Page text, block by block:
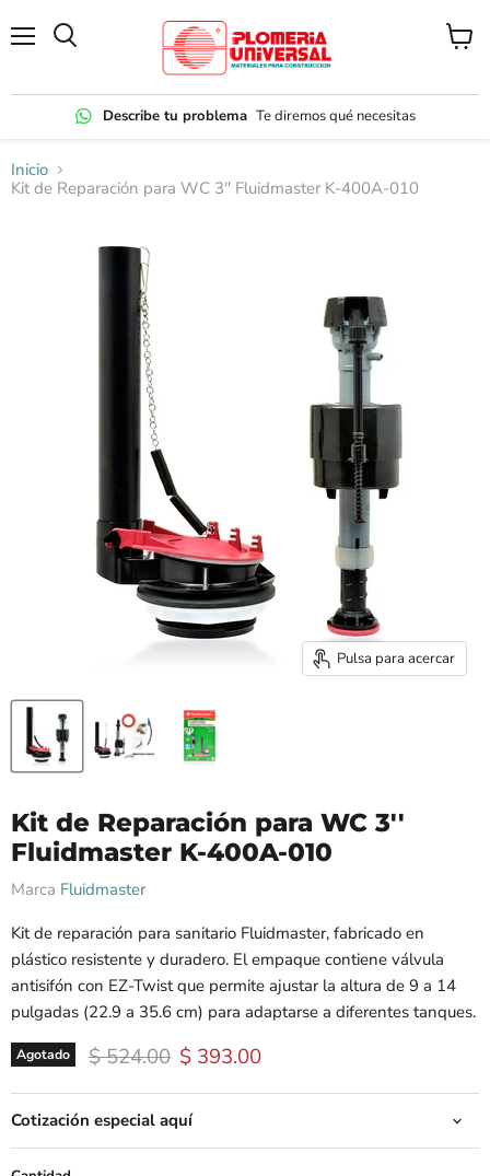
Describe tu problema Te diremos qué necesitas
Ver
Inicio
Kit de Reparación para WC 3'' Fluidmaster K-400A-010
Pulsa para acercar
Kit de Reparación para WC 3''
Fluidmaster K-400A-010
Marca Fluidmaster
Kit de reparación para sanitario Fluidmaster, fabricado en
plástico resistente y duradero. El empaque contiene válvula
antisifón con EZ-Twist que permite ajustar la altura de 9 a 14
pulgadas (22.9 a 35.6 cm) para adaptarse a diferentes tanques.
Agotado Precio original
$ 524.00 Precio actual
$ 393.00
Cotización especial aquí